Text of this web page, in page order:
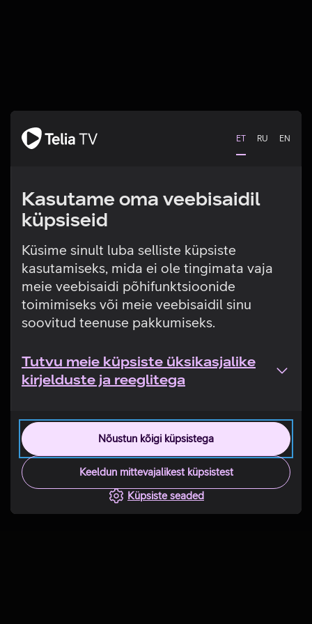
ET RU EN
Kasutame oma veebisaidil
küpsiseid
Küsime sinult luba selliste küpsiste
kasutamiseks, mida ei ole tingimata vaja
meie veebisaidi põhifunktsioonide
toimimiseks või meie veebisaidil sinu
soovitud teenuse pakkumiseks.
Tutvu meie küpsiste üksikasjalike
kirjelduste ja reeglitega
Nõustun kõigi küpsistega
Keeldun mittevajalikest küpsistest
Küpsiste seaded
Tehniline viga